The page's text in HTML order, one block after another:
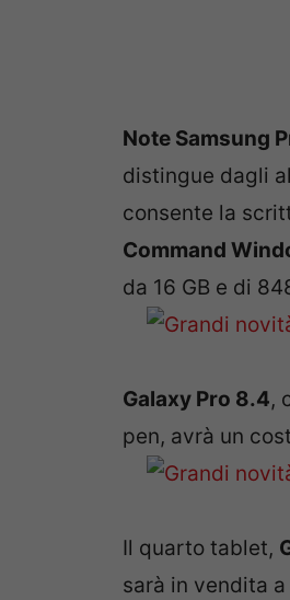
Note Samsung
distingue dagli
consente la
Command
da 16 GB e di
Galaxy Pro 8.4,
pen, avrà un
Il quarto tablet,
sarà in vendita